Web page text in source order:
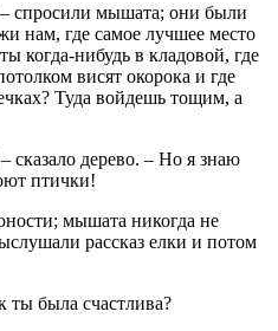
спросили мышата; они были
нам, где самое лучшее место
когда-нибудь в кладовой, где
висят окорока и где
Туда войдешь тощим, а
сказало дерево. – Но я знаю
птички!
мышата никогда не
рассказ елки и потом
была счастлива?